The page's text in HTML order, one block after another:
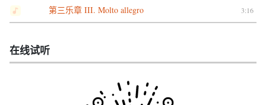
第三乐章 III. Molto allegro 3:16
在线试听